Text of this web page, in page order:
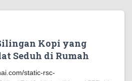
Kopi yang
Seduh di Rumah